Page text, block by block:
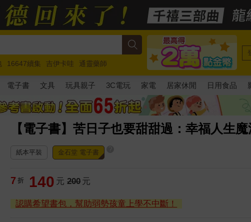
16647續集 吉伊卡哇
通靈藥師
玩具總動員5 超慢跑
電子書 文具 玩具親子 3C電玩 家電 居家休閒 日用食品
【電子書】苦日子也要甜甜過：幸福人生
紙本平裝 金石堂 電子書
7 折 140 元 200 元
認購希望書包，幫助弱勢孩童上學不中斷！